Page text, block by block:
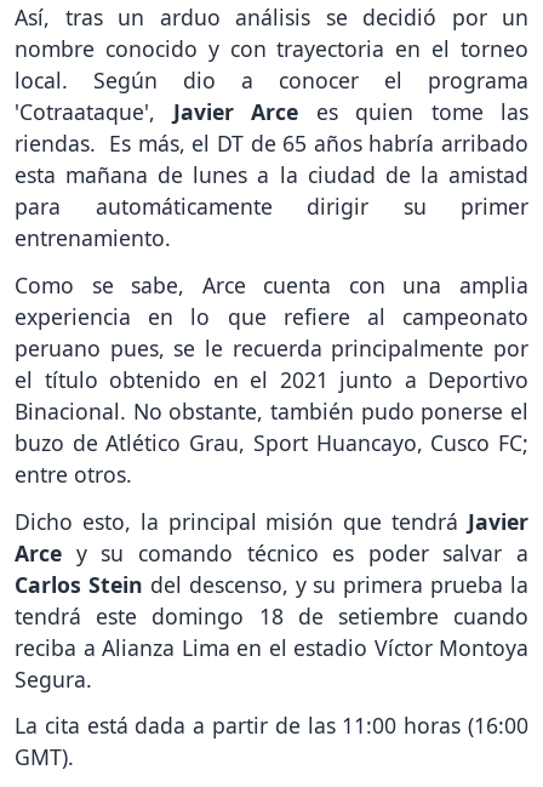
Así, tras un arduo análisis se decidió por un
nombre conocido y con trayectoria en el torneo
local. Según dio a conocer el programa
'Cotraataque', Javier Arce es quien tome las
riendas. Es más, el DT de 65 años habría arribado
esta mañana de lunes a la ciudad de la amistad
para automáticamente dirigir su primer
entrenamiento.
Como se sabe, Arce cuenta con una amplia
experiencia en lo que refiere al campeonato
peruano pues, se le recuerda principalmente por
el título obtenido en el 2021 junto a Deportivo
Binacional. No obstante, también pudo ponerse el
buzo de Atlético Grau, Sport Huancayo, Cusco FC;
entre otros.
Dicho esto, la principal misión que tendrá Javier
Arce y su comando técnico es poder salvar a
Carlos Stein del descenso, y su primera prueba la
tendrá este domingo 18 de setiembre cuando
reciba a Alianza Lima en el estadio Víctor Montoya
Segura.
La cita está dada a partir de las 11:00 horas (16:00
GMT).